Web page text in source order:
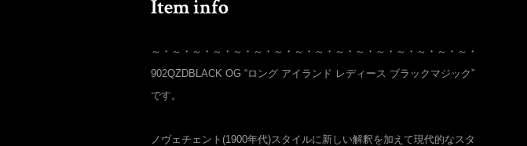
～・～・～・～・～・～・～・～・～・～・～・～・～・～・～・～・
902QZDBLACK OG “ロング アイランド レディース ブラックマジック”
です。
ノヴェチェント(1900年代)スタイルに新しい解釈を加えて現代的なスタ